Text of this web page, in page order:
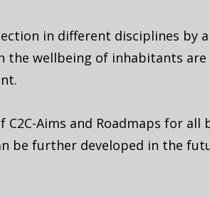
in different disciplines by
wellbeing of inhabitants
Aims and Roadmaps for
be further developed in the